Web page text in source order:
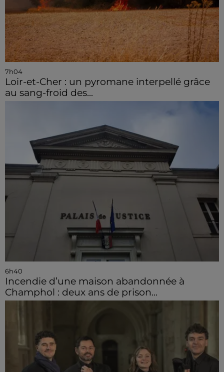
7h04
Loir-et-Cher : un pyromane interpellé grâce
au sang-froid des...
6h40
Incendie d’une maison abandonnée à
Champhol : deux ans de prison...